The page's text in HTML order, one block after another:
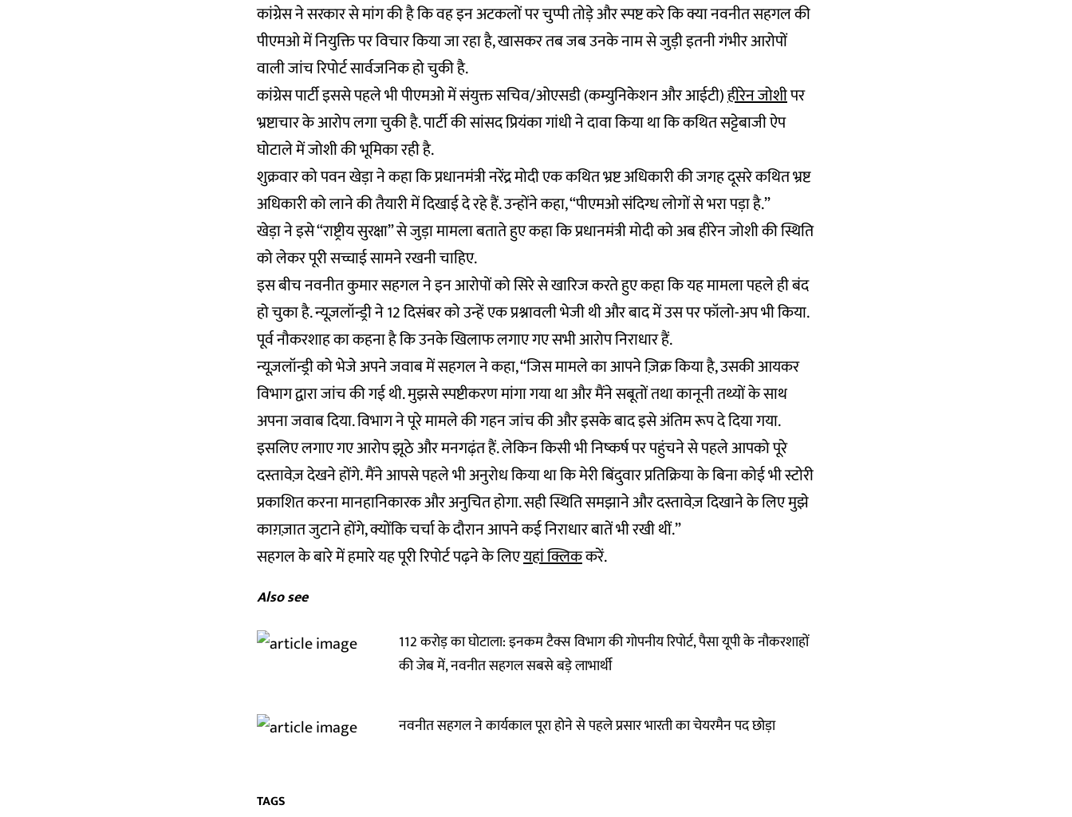
कांग्रेस ने सरकार से मांग की है कि वह इन अटकलों पर चुप्पी तोड़े और स्पष्ट करे कि क्या नवनीत सहगल की
पीएमओ में नियुक्ति पर विचार किया जा रहा है, खासकर तब जब उनके नाम से जुड़ी इतनी गंभीर आरोपों
वाली जांच रिपोर्ट सार्वजनिक हो चुकी है.
कांग्रेस पार्टी इससे पहले भी पीएमओ में संयुक्त सचिव/ओएसडी (कम्युनिकेशन और आईटी)हीरेन जोशीपर
भ्रष्टाचार के आरोप लगा चुकी है. पार्टी की सांसद प्रियंका गांधी ने दावा किया था कि कथित सट्टेबाजी ऐप
घोटाले में जोशी की भूमिका रही है.
शुक्रवार को पवन खेड़ा ने कहा कि प्रधानमंत्री नरेंद्र मोदी एक कथित भ्रष्ट अधिकारी की जगह दूसरे कथित भ्रष्ट
अधिकारी को लाने की तैयारी में दिखाई दे रहे हैं. उन्होंने कहा, “पीएमओ संदिग्ध लोगों से भरा पड़ा है.”
खेड़ा ने इसे “राष्ट्रीय सुरक्षा” से जुड़ा मामला बताते हुए कहा कि प्रधानमंत्री मोदी को अब हीरेन जोशी की स्थिति
को लेकर पूरी सच्चाई सामने रखनी चाहिए.
इस बीच नवनीत कुमार सहगल ने इन आरोपों को सिरे से खारिज करते हुए कहा कि यह मामला पहले ही बंद
हो चुका है. न्यूज़लॉन्ड्री ने 12 दिसंबर को उन्हें एक प्रश्नावली भेजी थी और बाद में उस पर फॉलो-अप भी किया.
पूर्व नौकरशाह का कहना है कि उनके खिलाफ लगाए गए सभी आरोप निराधार हैं.
न्यूज़लॉन्ड्री को भेजे अपने जवाब में सहगल ने कहा, “जिस मामले का आपने ज़िक्र किया है, उसकी आयकर
विभाग द्वारा जांच की गई थी. मुझसे स्पष्टीकरण मांगा गया था और मैंने सबूतों तथा कानूनी तथ्यों के साथ
अपना जवाब दिया. विभाग ने पूरे मामले की गहन जांच की और इसके बाद इसे अंतिम रूप दे दिया गया.
इसलिए लगाए गए आरोप झूठे और मनगढ़ंत हैं. लेकिन किसी भी निष्कर्ष पर पहुंचने से पहले आपको पूरे
दस्तावेज़ देखने होंगे. मैंने आपसे पहले भी अनुरोध किया था कि मेरी बिंदुवार प्रतिक्रिया के बिना कोई भी स्टोरी
प्रकाशित करना मानहानिकारक और अनुचित होगा. सही स्थिति समझाने और दस्तावेज़ दिखाने के लिए मुझे
काग़ज़ात जुटाने होंगे, क्योंकि चर्चा के दौरान आपने कई निराधार बातें भी रखी थीं.”
सहगल के बारे में हमारे यह पूरी रिपोर्ट पढ़ने के लिएयहां क्लिककरें.
Also see
112 करोड़ का घोटाला: इनकम टैक्स विभाग की गोपनीय रिपोर्ट, पैसा यूपी के नौकरशाहों
की जेब में, नवनीत सहगल सबसे बड़े लाभार्थी
नवनीत सहगल ने कार्यकाल पूरा होने से पहले प्रसार भारती का चेयरमैन पद छोड़ा
TAGS